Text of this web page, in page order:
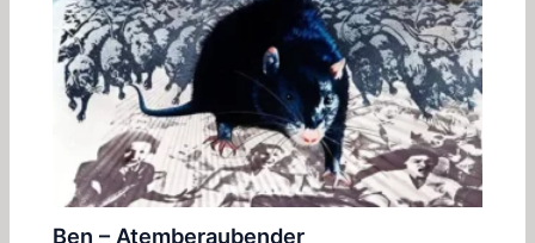
Ben – Atemberaubender